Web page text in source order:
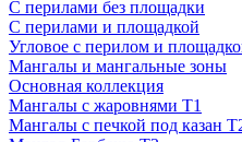
С перилами без площадки
С перилами и площадкой
Угловое с перилом и
Мангалы и мангальные зоны
Основная коллекция
Мангалы с жаровнями Т1
Мангалы с печкой под казан